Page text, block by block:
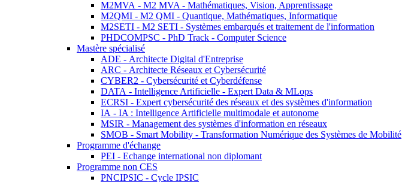
M2MVA - M2 MVA - Mathématiques, Vision, Apprentissage
M2QMI - M2 QMI - Quantique, Mathématiques, Informatique
M2SETI - M2 SETI - Systèmes embarqués et traitement de l'information
PHDCOMPSC - PhD Track - Computer Science
Mastère spécialisé
ADE - Architecte Digital d'Entreprise
ARC - Architecte Réseaux et Cybersécurité
CYBER2 - Cybersécurité et Cyberdéfense
DATA - Intelligence Artificielle - Expert Data & MLops
ECRSI - Expert cybersécurité des réseaux et des systèmes d'information
IA - IA : Intelligence Artificielle multimodale et autonome
MSIR - Management des systèmes d'information en réseaux
SMOB - Smart Mobility - Transformation Numérique des Systèmes de Mobilité
Programme d'échange
PEI - Echange international non diplomant
Programme non CES
PNCIPSIC - Cycle IPSIC